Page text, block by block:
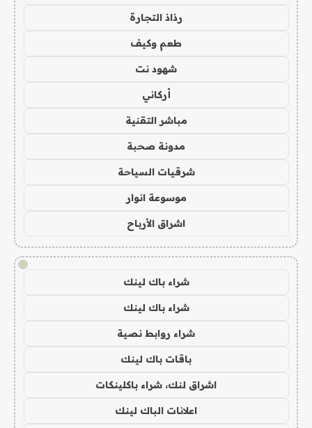
رذاذ التجارة
طعم وكيف
شهود نت
أركاني
مباشر التقنية
مدونة صحبة
شرقيات السياحة
موسوعة انوار
اشراق الأرباح
!
شراء باك لينك
شراء باك لينك
شراء روابط نصية
باقات باك لينك
اشراق لنك، شراء باكلينكات
اعلانات الباك لينك